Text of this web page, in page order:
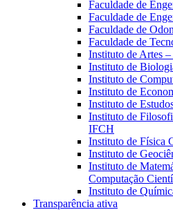
Faculdade de
Faculdade de
Faculdade de
Faculdade de
Instituto de Artes
Instituto de
Instituto de
Instituto de
Instituto de
Instituto de
IFCH
Instituto de Física
Instituto de
Instituto de
Computação
Instituto de
Transparência ativa